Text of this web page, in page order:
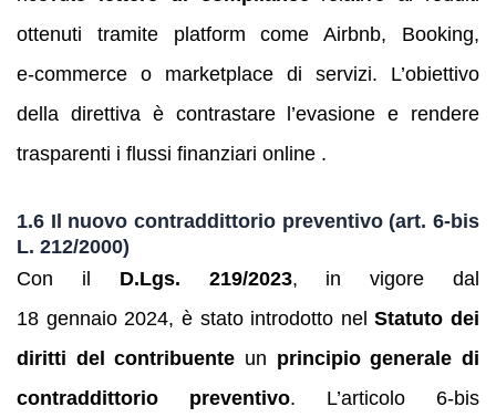
ottenuti tramite platform come Airbnb, Booking,
e‑commerce o marketplace di servizi. L’obiettivo
della direttiva è contrastare l’evasione e rendere
trasparenti i flussi finanziari online .
1.6 Il nuovo contraddittorio preventivo (art. 6‑bis
L. 212/2000)
Con il D.Lgs. 219/2023, in vigore dal
18 gennaio 2024, è stato introdotto nelStatuto dei
diritti del contribuente un principio generale di
contraddittorio preventivo. L’articolo 6‑bis